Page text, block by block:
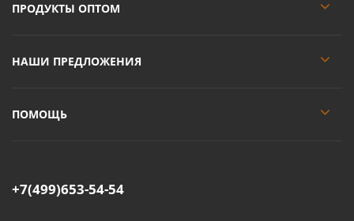
ПРОДУКТЫ ОПТОМ
НАШИ ПРЕДЛОЖЕНИЯ
ПОМОЩЬ
+7(499)653-54-54